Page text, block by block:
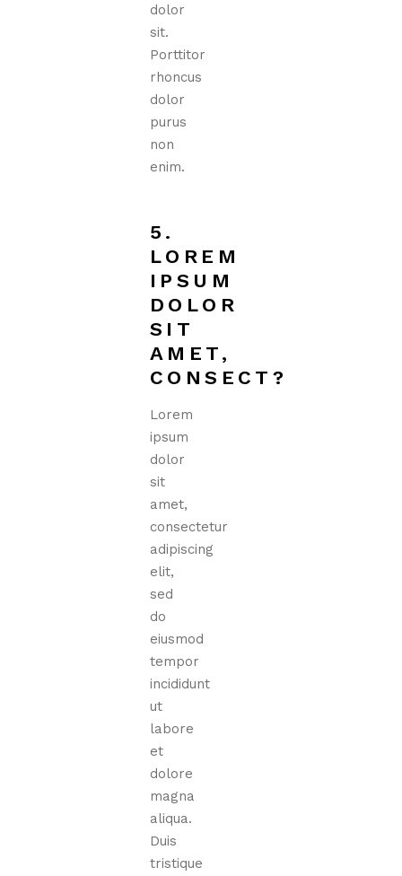
dolor
sit.
Porttitor
rhoncus
dolor
purus
non
enim.
5.
LOREM
IPSUM
DOLOR
SIT
AMET,
CONSECT?
Lorem
ipsum
dolor
sit
amet,
consectetur
adipiscing
elit,
sed
do
eiusmod
tempor
incididunt
ut
labore
et
dolore
magna
aliqua.
Duis
tristique